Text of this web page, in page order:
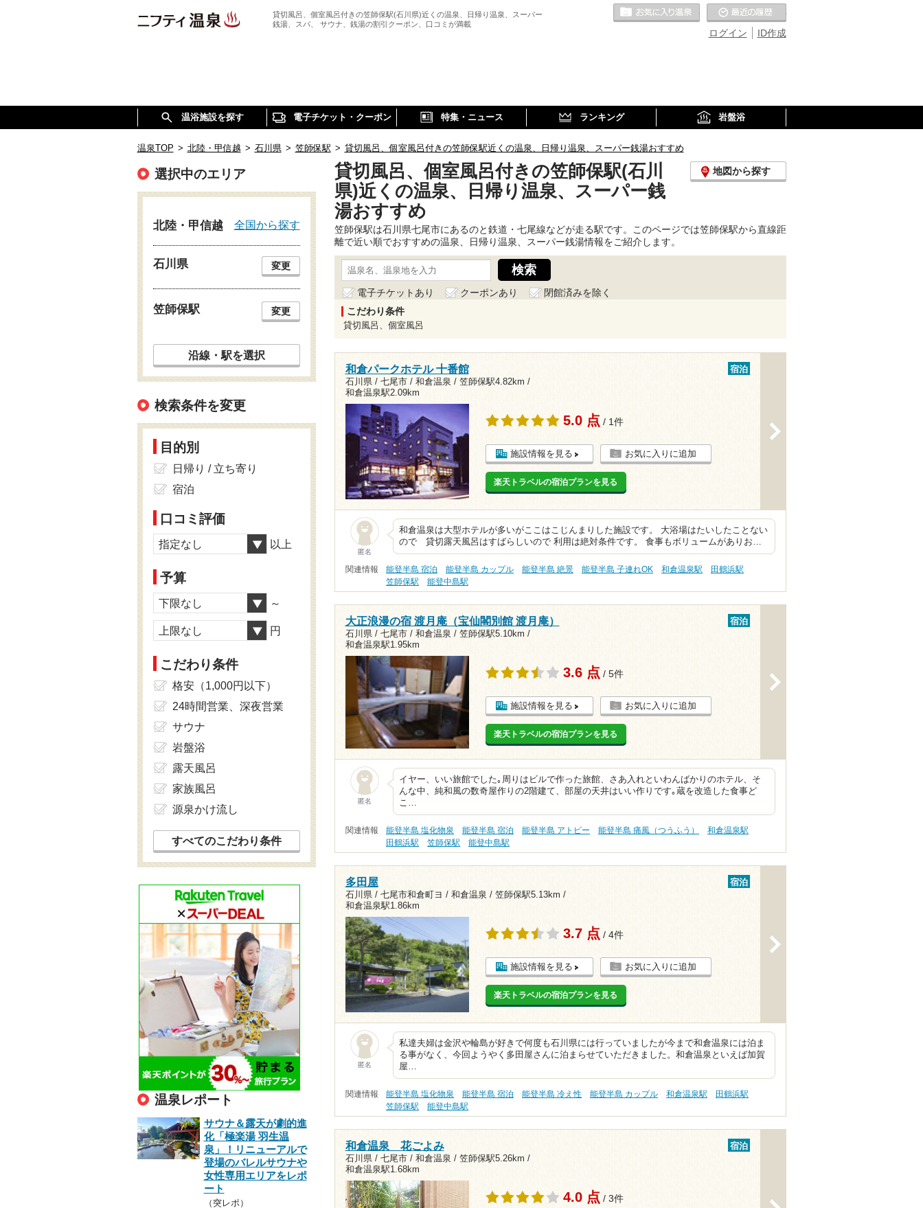
貸切風呂、個室風呂付きの笠師保駅(石川県)近くの温泉、日帰り温泉、スーパー
銭湯、スパ、 サウナ、銭湯の割引クーポン、口コミが満載
ID作成
ログイン
お気に入りの温泉
温浴施設を探す 電子チケット・クーポン 特集・ニュース ランキング 岩盤浴
温泉TOP > 北陸・甲信越 > 石川県 > 笠師保駅 > 貸切風呂、個室風呂付きの笠師保駅近くの温泉、日帰り温泉、スーパー銭湯おすすめ
貸切風呂、個室風呂付きの笠師保駅(石川
県)近くの温泉、日帰り温泉、スーパー銭
湯おすすめ
地図から探す
笠師保駅は石川県七尾市にあるのと鉄道・七尾線などが走る駅です。このページでは笠師保駅から直線距
離で近い順でおすすめの温泉、日帰り温泉、スーパー銭湯情報をご紹介します。
電子チケットあり クーポンあり
閉館済みを除く
こだわり条件
貸切風呂、個室風呂
和倉パークホテル 十番館
石川県 / 七尾市 / 和倉温泉 / 笠師保駅4.82km /
和倉温泉駅2.09km
宿泊
5.0 点 / 1件
施設情報を見る お気に入りに追加
楽天トラベルの宿泊プランを見る
匿名
和倉温泉は大型ホテルが多いがここはこじんまりした施設です。 大浴場はたいしたことない
ので 貸切露天風呂はすばらしいので 利用は絶対条件です。 食事もボリュームがありお…
関連情報 能登半島 宿泊 能登半島 カップル 能登半島 絶景 能登半島 子連れOK 和倉温泉駅
田鶴浜駅
笠師保駅
能登中島駅
大正浪漫の宿 渡月庵（宝仙閣別館 渡月庵）
石川県 / 七尾市 / 和倉温泉 / 笠師保駅5.10km /
和倉温泉駅1.95km
宿泊
3.6 点 / 5件
施設情報を見る お気に入りに追加
楽天トラベルの宿泊プランを見る
匿名
イヤー、いい旅館でした｡周りはビルで作った旅館、さあ入れといわんばかりのホテル、そ
んな中、純和風の数奇屋作りの2階建て、部屋の天井はいい作りです｡蔵を改造した食事ど
こ…
関連情報 能登半島 塩化物泉 能登半島 宿泊 能登半島 アトピー 能登半島 痛風（つうふう）
和倉温泉駅
田鶴浜駅
笠師保駅 能登中島駅
多田屋
石川県 / 七尾市和倉町ヨ / 和倉温泉 / 笠師保駅5.13km /
和倉温泉駅1.86km
宿泊
3.7 点 / 4件
施設情報を見る お気に入りに追加
楽天トラベルの宿泊プランを見る
匿名
私達夫婦は金沢や輪島が好きで何度も石川県には行っていましたが今まで和倉温泉には泊ま
る事がなく、今回ようやく多田屋さんに泊まらせていただきました。和倉温泉といえば加賀
屋…
関連情報 能登半島 塩化物泉 能登半島 宿泊 能登半島 冷え性 能登半島 カップル 和倉温泉駅
田鶴浜駅
笠師保駅
能登中島駅
和倉温泉 花ごよみ
石川県 / 七尾市 / 和倉温泉 / 笠師保駅5.26km /
和倉温泉駅1.68km
宿泊
4.0 点 / 3件
選択中のエリア
北陸・甲信越 全国から探す
石川県 変更
笠師保駅 変更
沿線・駅を選択
検索条件を変更
目的別
日帰り / 立ち寄り
宿泊
口コミ評価
指定なし 以上
予算
下限なし ～
上限なし 円
こだわり条件
格安（1,000円以下）
24時間営業、深夜営業
サウナ
岩盤浴
露天風呂
家族風呂
源泉かけ流し
すべてのこだわり条件
温泉レポート
サウナ＆露天が劇的進
化「極楽湯 羽生温
泉」！リニューアルで
登場のバレルサウナや
女性専用エリアをレポ
ート
（突レポ）